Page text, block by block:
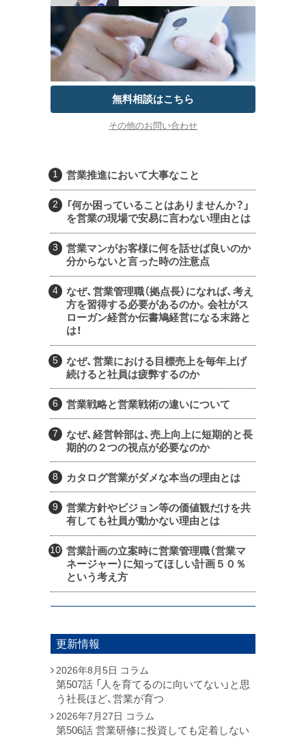
無料相談はこちら
その他のお問い合わせ
営業推進において大事なこと
「何か困っていることはありませんか？」
を営業の現場で安易に言わない理由とは
営業マンがお客様に何を話せば良いのか
分からないと言った時の注意点
なぜ、営業管理職（拠点長）になれば、考え
方を習得する必要があるのか。会社がス
ローガン経営か伝書鳩経営になる末路と
は！
なぜ、営業における目標売上を毎年上げ
続けると社員は疲弊するのか
営業戦略と営業戦術の違いについて
なぜ、経営幹部は、売上向上に短期的と長
期的の２つの視点が必要なのか
カタログ営業がダメな本当の理由とは
営業方針やビジョン等の価値観だけを共
有しても社員が動かない理由とは
営業計画の立案時に営業管理職（営業マ
ネージャー）に知ってほしい計画５０％
という考え方
更新情報
2026年8月5日 コラム
第507話 「人を育てるのに向いてない」と思
う社長ほど、営業が育つ
2026年7月27日 コラム
第506話 営業研修に投資しても定着しない